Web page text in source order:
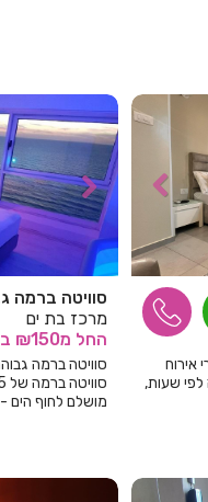
אירוח
שעות,
סוויטה ברמה
מרכז בת ים
החל מ₪150
סוויטה ברמה
מושלם לחוף הים